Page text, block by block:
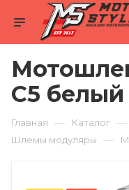
C5 белый
Главная — Каталог —
Шлемы модуляры —